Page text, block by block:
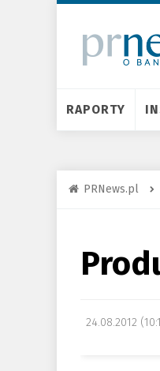
RAPORTY
PRNews.pl
24.08.2012